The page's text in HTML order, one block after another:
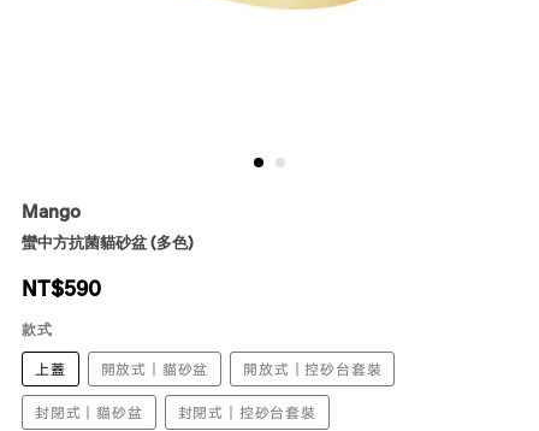
Mango
蠻中方抗菌貓砂盆 (多色)
NT$590
款式
上蓋
開放式｜貓砂盆 開放式｜控砂台套裝
封閉式｜貓砂盆 封閉式｜控砂台套裝